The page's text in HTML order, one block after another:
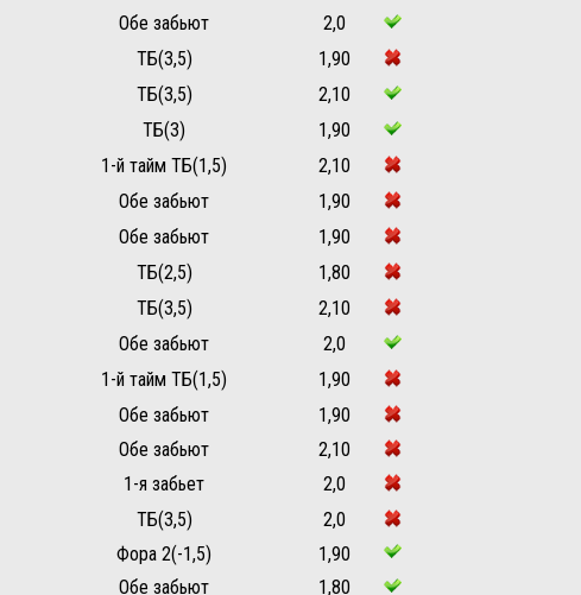
Обе забьют
2,0
ТБ(3,5)
1,90
ТБ(3,5)
2,10
ТБ(3)
1,90
1-й тайм ТБ(1,5)
2,10
Обе забьют
1,90
Обе забьют
1,90
ТБ(2,5)
1,80
ТБ(3,5)
2,10
Обе забьют
2,0
1-й тайм ТБ(1,5)
1,90
Обе забьют
1,90
Обе забьют
2,10
1-я забьет
2,0
ТБ(3,5)
2,0
Фора 2(-1,5)
1,90
Обе забьют
1,80